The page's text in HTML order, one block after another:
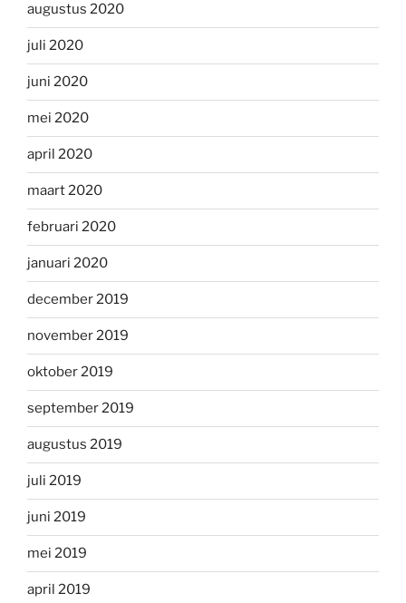
augustus 2020
juli 2020
juni 2020
mei 2020
april 2020
maart 2020
februari 2020
januari 2020
december 2019
november 2019
oktober 2019
september 2019
augustus 2019
juli 2019
juni 2019
mei 2019
april 2019